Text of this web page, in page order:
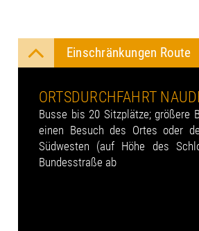
Einschränkungen Route
ORTSDURCHFAHRT
Busse bis 20 Sitzplätze; größere
einen Besuch des Ortes oder
Südwesten (auf Höhe des
Bundesstraße ab